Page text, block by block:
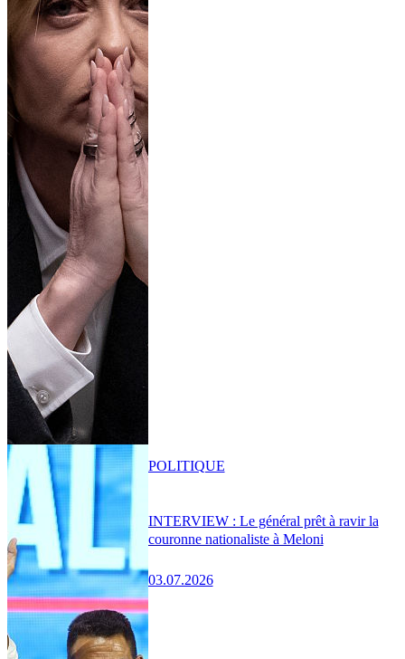
INTERVIEW : Le général prêt à ravir la
couronne nationaliste à Meloni
03.07.2026
POLITIQUE